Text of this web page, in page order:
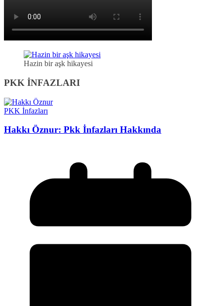
Hazin bir aşk hikayesi
PKK İNFAZLARI
PKK İnfazları
Hakkı Öznur: Pkk İnfazları Hakkında